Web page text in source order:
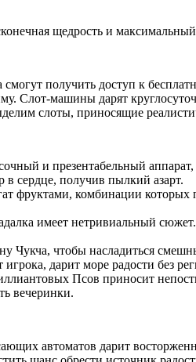
щедрость и
получить доступ к
Слот-машины дарят
слоты, приносящие
и презентабельный
в сердце, получив пылкий азарт.
фруктами, комбинации которых
имеет нетривиальный
Чукча, чтобы насладиться
дарит море радости без
Псов приносит
вечеринки.
автоматов дарит